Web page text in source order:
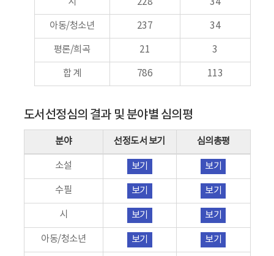
시 228 34
아동/청소년 237 34
평론/희곡 21 3
합 계 786 113
도서선정심의 결과 및 분야별 심의평
분야 선정도서 보기 심의총평
소설 보기 보기
수필 보기 보기
시 보기 보기
아동/청소년 보기 보기